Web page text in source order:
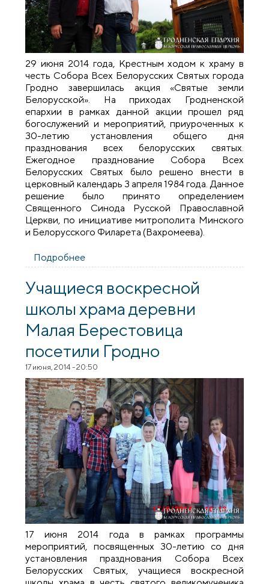
29 июня 2014 года, Крестным ходом к храму в
честь Собора Всех Белорусских Святых города
Гродно завершилась акция «Святые земли
Белорусской». На приходах Гродненской
епархии в рамках данной акции прошел ряд
богослужений и мероприятий, приуроченных к
30-летию установления общего дня
празднования всех белорусских святых.
Ежегодное празднование Собора Всех
Белорусских Святых было решено внести в
церковный календарь 3 апреля 1984 года. Данное
решение было принято определением
Священного Синода Русской Православной
Церкви, по инициативе митрополита Минского
и Белорусского Филарета (Вахромеева).
Подробнее
Всех Белорусских Святых
Учащиеся воскресной
школы храма деревни
Малая Берестовица
посетили Гродно
17 июня, 2014 - 20:50
17 июня 2014 года в рамках программы
мероприятий, посвященных 30-летию со дня
установления празднования Собора Всех
Белорусских Святых, учащиеся воскресной